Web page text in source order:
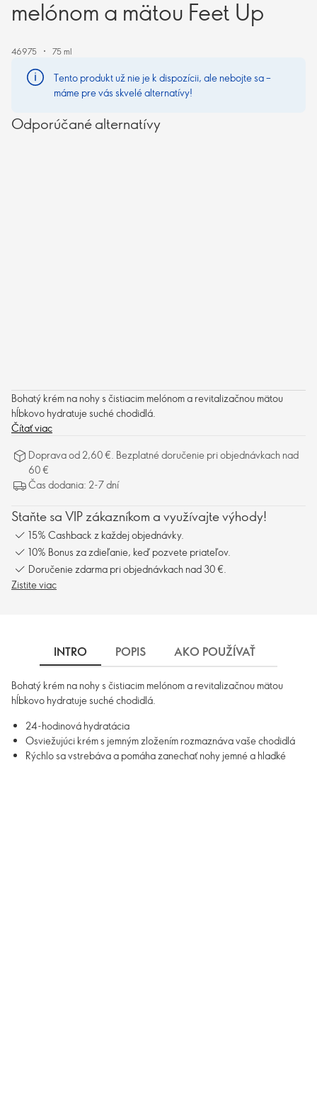
melónom a mätou Feet Up
46975 75 ml
Tento produkt už nie je k dispozícii, ale nebojte sa –
máme pre vás skvelé alternatívy!
Odporúčané alternatívy
Bohatý krém na nohy s čistiacim melónom a revitalizačnou mätou
hĺbkovo hydratuje suché chodidlá.
Čítať viac
Doprava od 2,60 €. Bezplatné doručenie pri objednávkach nad
60 €
Čas dodania: 2-7 dní
Staňte sa VIP zákazníkom a využívajte výhody!
15% Cashback z každej objednávky.
10% Bonus za zdieľanie, keď pozvete priateľov.
Doručenie zdarma pri objednávkach nad 30 €.
Zistite viac
INTRO POPIS AKO POUŽÍVAŤ
Bohatý krém na nohy s čistiacim melónom a revitalizačnou mätou
hĺbkovo hydratuje suché chodidlá.
24-hodinová hydratácia
Osviežujúci krém s jemným zložením rozmaznáva vaše chodidlá
Rýchlo sa vstrebáva a pomáha zanechať nohy jemné a hladké